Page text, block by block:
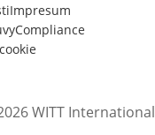
Impresum
Compliance
WITT International